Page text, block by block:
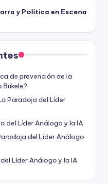
y Política en Escena
de prevención de la
Paradoja del Líder
del Líder Análogo y la IA
del Líder Análogo
Líder Análogo y la IA